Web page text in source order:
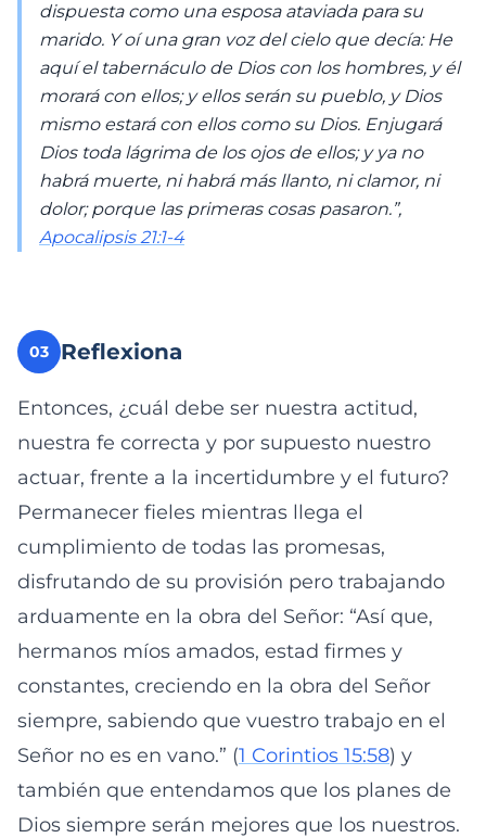
dispuesta como una esposa ataviada para su
marido. Y oí una gran voz del cielo que decía: He
aquí el tabernáculo de Dios con los hombres, y él
morará con ellos; y ellos serán su pueblo, y Dios
mismo estará con ellos como su Dios. Enjugará
Dios toda lágrima de los ojos de ellos; y ya no
habrá muerte, ni habrá más llanto, ni clamor, ni
dolor; porque las primeras cosas pasaron.”,
Apocalipsis 21:1-4
03 Reflexiona
Entonces, ¿cuál debe ser nuestra actitud,
nuestra fe correcta y por supuesto nuestro
actuar, frente a la incertidumbre y el futuro?
Permanecer fieles mientras llega el
cumplimiento de todas las promesas,
disfrutando de su provisión pero trabajando
arduamente en la obra del Señor: “Así que,
hermanos míos amados, estad firmes y
constantes, creciendo en la obra del Señor
siempre, sabiendo que vuestro trabajo en el
Señor no es en vano.” (1 Corintios 15:58) y
también que entendamos que los planes de
Dios siempre serán mejores que los nuestros.